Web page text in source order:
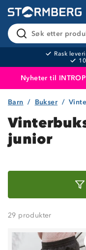
Søk etter
Rask
Nyheter til
Produktet
Barn Bukser
junior
29 produkter